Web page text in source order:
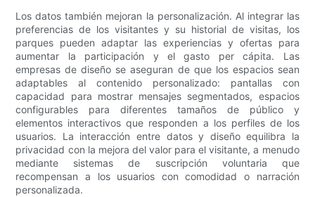
Los datos también mejoran la personalización. Al integrar las
preferencias de los visitantes y su historial de visitas, los
parques pueden adaptar las experiencias y ofertas para
aumentar la participación y el gasto per cápita. Las
empresas de diseño se aseguran de que los espacios sean
adaptables al contenido personalizado: pantallas con
capacidad para mostrar mensajes segmentados, espacios
configurables para diferentes tamaños de público y
elementos interactivos que responden a los perfiles de los
usuarios. La interacción entre datos y diseño equilibra la
privacidad con la mejora del valor para el visitante, a menudo
mediante sistemas de suscripción voluntaria que
recompensan a los usuarios con comodidad o narración
personalizada.